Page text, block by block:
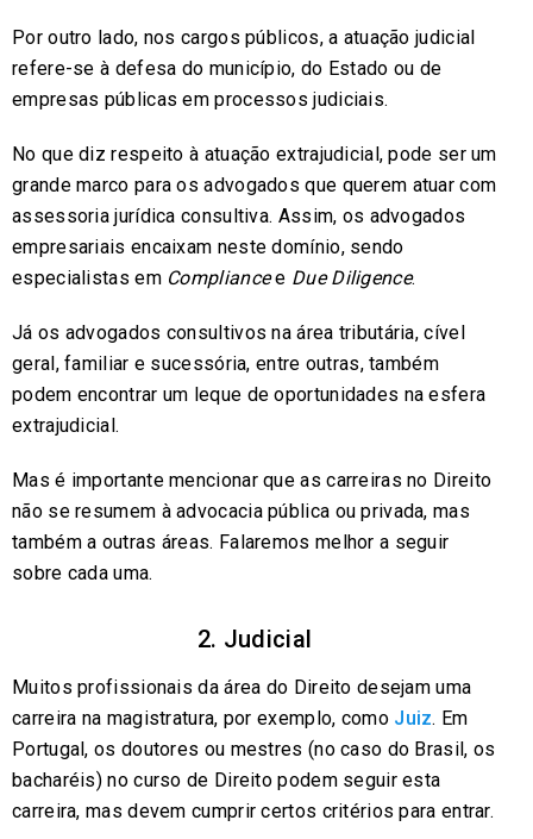
Por outro lado, nos cargos públicos, a atuação judicial
refere-se à defesa do município, do Estado ou de
empresas públicas em processos judiciais.
No que diz respeito à atuação extrajudicial, pode ser um
grande marco para os advogados que querem atuar com
assessoria jurídica consultiva. Assim, os advogados
empresariais encaixam neste domínio, sendo
especialistas em Compliancee Due Diligence.
Já os advogados consultivos na área tributária, cível
geral, familiar e sucessória, entre outras, também
podem encontrar um leque de oportunidades na esfera
extrajudicial.
Mas é importante mencionar que as carreiras no Direito
não se resumem à advocacia pública ou privada, mas
também a outras áreas. Falaremos melhor a seguir
sobre cada uma.
2. Judicial
Muitos profissionais da área do Direito desejam uma
carreira na magistratura, por exemplo, como Juiz. Em
Portugal, os doutores ou mestres (no caso do Brasil, os
bacharéis) no curso de Direito podem seguir esta
carreira, mas devem cumprir certos critérios para entrar.